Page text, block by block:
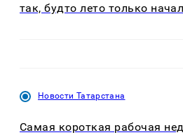
так, будто лето только
Новости Татарстана
Самая короткая рабочая